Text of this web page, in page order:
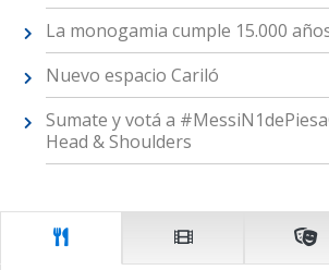
La monogamia cumple 15.000
Nuevo espacio Cariló
Sumate y votá a
Head & Shoulders